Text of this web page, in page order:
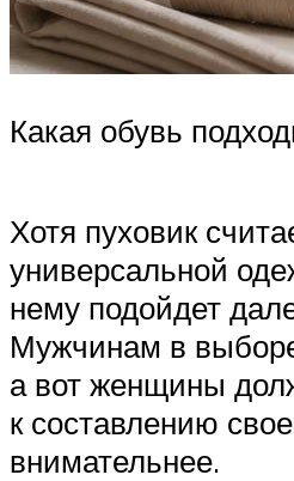
Какая обувь
Хотя пуховик
универсальной
нему подойдет
Мужчинам в
а вот женщины
к составлению
внимательнее.